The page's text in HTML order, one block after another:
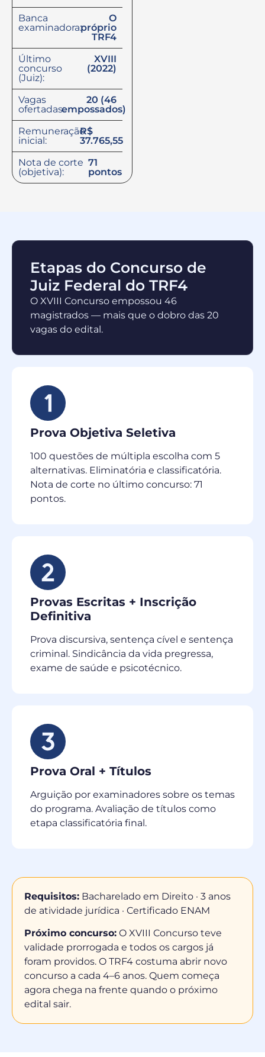
Banca
examinadora:
O
próprio
TRF4
Último
concurso
(Juiz):
XVIII
(2022)
Vagas
ofertadas:
20 (46
empossados)
Remuneração
inicial:
R$
37.765,55
Nota de corte
(objetiva):
71
pontos
Etapas do Concurso de
Juiz Federal do TRF4
O XVIII Concurso empossou 46
magistrados — mais que o dobro das 20
vagas do edital.
Prova Objetiva Seletiva
100 questões de múltipla escolha com 5
alternativas. Eliminatória e classificatória.
Nota de corte no último concurso: 71
pontos.
Provas Escritas + Inscrição
Definitiva
Prova discursiva, sentença cível e sentença
criminal. Sindicância da vida pregressa,
exame de saúde e psicotécnico.
Prova Oral + Títulos
Arguição por examinadores sobre os temas
do programa. Avaliação de títulos como
etapa classificatória final.
Requisitos: Bacharelado em Direito · 3 anos
de atividade jurídica · Certificado ENAM
Próximo concurso: O XVIII Concurso teve
validade prorrogada e todos os cargos já
foram providos. O TRF4 costuma abrir novo
concurso a cada 4–6 anos. Quem começa
agora chega na frente quando o próximo
edital sair.